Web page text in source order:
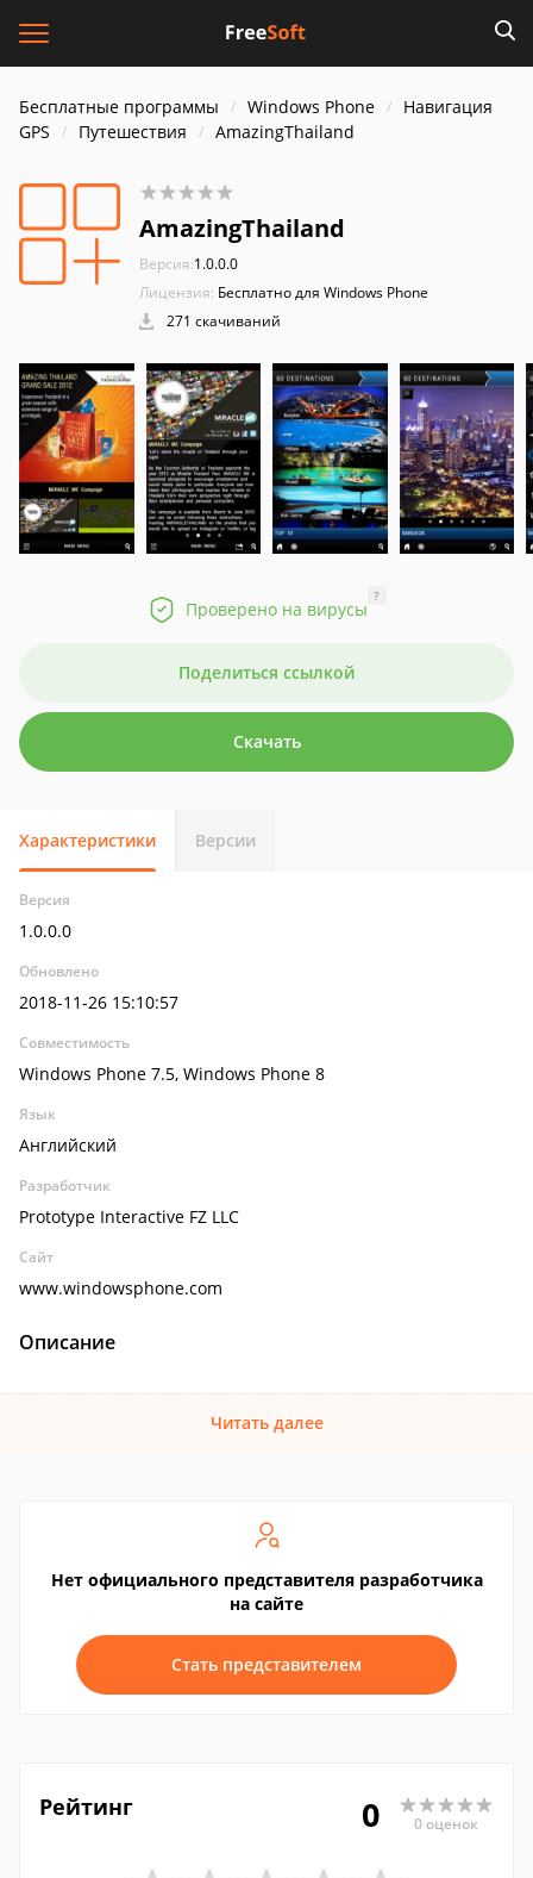
Бесплатные программы Windows Phone
Навигация
GPS
Путешествия AmazingThailand
AmazingThailand
Версия:1.0.0.0
Лицензия: Бесплатно для Windows Phone
271 скачиваний
Проверено на вирусы
?
Поделиться ссылкой
Скачать
Характеристики Версии
Версия
1.0.0.0
Обновлено
2018-11-26 15:10:57
Совместимость
Windows Phone 7.5, Windows Phone 8
Язык
Английский
Разработчик
Prototype Interactive FZ LLC
Сайт
www.windowsphone.com
Описание
Читать далее
Нет официального представителя разработчика
на сайте
Стать представителем
Рейтинг 0 0 оценок